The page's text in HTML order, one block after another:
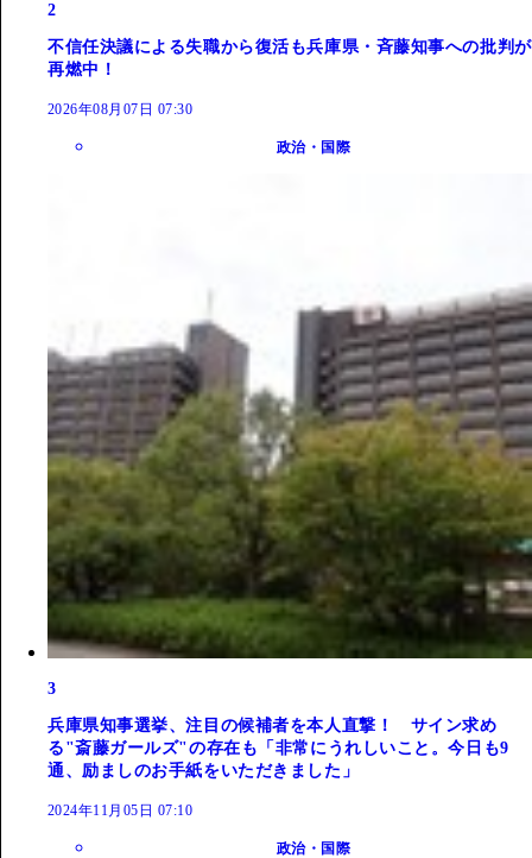
2
不信任決議による失職から復活も兵庫県・斉藤知事への批判が
再燃中！
2026年08月07日 07:30
政治・国際
3
兵庫県知事選挙、注目の候補者を本人直撃！ サイン求め
る"斎藤ガールズ"の存在も「非常にうれしいこと。今日も9
通、励ましのお手紙をいただきました」
2024年11月05日 07:10
政治・国際